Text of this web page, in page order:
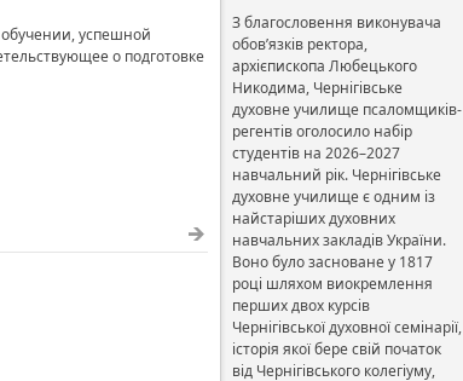
успешной
о подготовке
З благословення виконувача
обов’язків ректора,
архієпископа Любецького
Никодима, Чернігівське
духовне училище псаломщиків-
регентів оголосило набір
студентів на 2026–2027
навчальний рік. Чернігівське
духовне училище є одним із
найстаріших духовних
навчальних закладів України.
Воно було засноване у 1817
році шляхом виокремлення
перших двох курсів
Чернігівської духовної семінарії,
історія якої бере свій початок
від Чернігівського колегіуму,